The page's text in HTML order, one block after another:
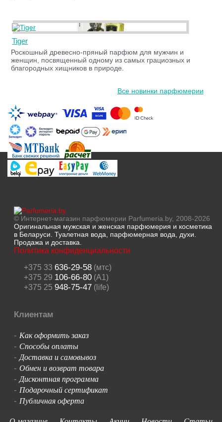
Tiger
Роскошный древесно-пряный парфюм для мужчин и
женщин, посвященный одному из самых грациозных и
благородных хищников в природе.
Все новинки парфюмерии
© Интернет-магазин парфюмерии Parfumeria.by, 2008-2026
Оригинальная мужская и женская парфюмерия и косметика
в Беларуси. Туалетная вода, парфюмерная вода, духи.
Продажа и доставка.
Политика конфиденциальности
+375 33 636-29-58(мтс)
+375 29 106-66-80(A1)
+375 25 948-75-47(life)
Клиентам
- Как оформить заказ
- Способы оплаты
-Доставка и самовывоз
- Обмен и возврат товара
-Дисконтная программа
- Подарочный сертификат
- Публичная оферта